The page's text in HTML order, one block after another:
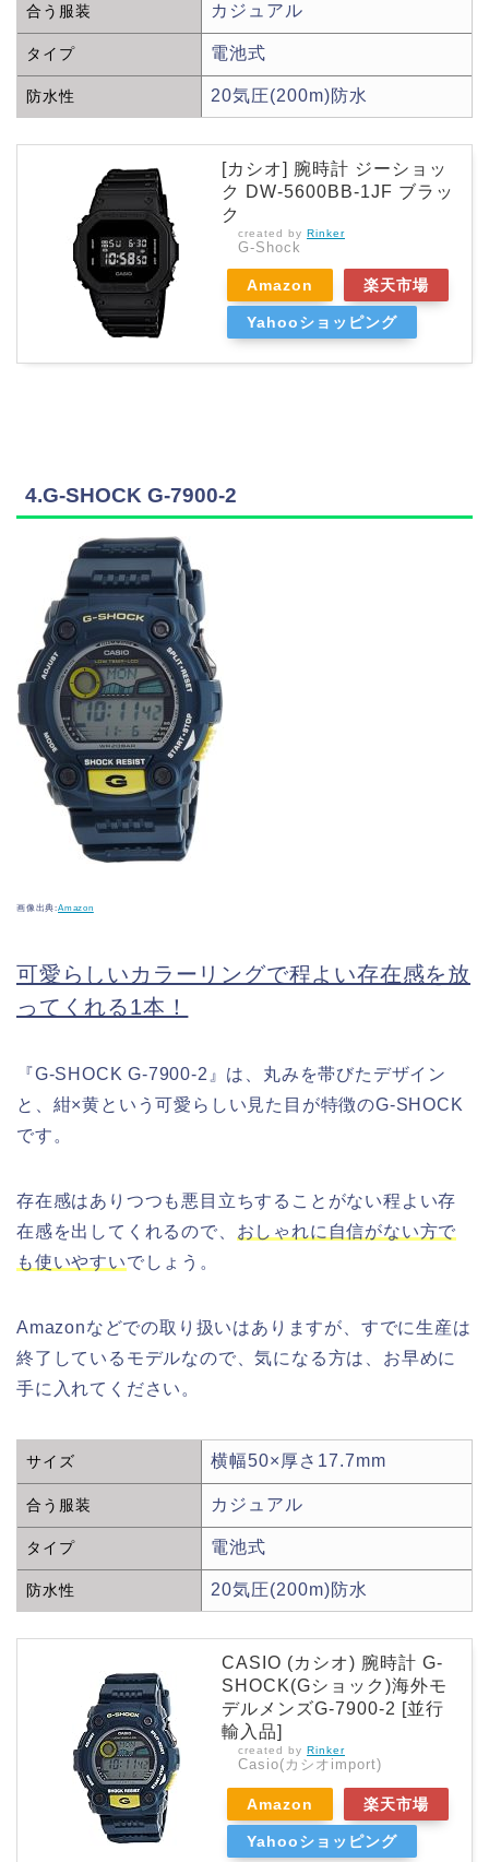
合う服装 カジュアル
タイプ 電池式
防水性 20気圧(200m)防水
[カシオ] 腕時計 ジーショッ
ク DW-5600BB-1JF ブラッ
ク
created by Rinker
G-Shock
Amazon 楽天市場
Yahooショッピング
4.G-SHOCK G-7900-2
画像出典:Amazon
可愛らしいカラーリングで程よい存在感を放
ってくれる1本！
『G-SHOCK G-7900-2』は、丸みを帯びたデザイン
と、紺×黄という可愛らしい見た目が特徴のG-SHOCK
です。
存在感はありつつも悪目立ちすることがない程よい存
在感を出してくれるので、 おしゃれに自信がない方で
も使いやすいでしょう。
Amazonなどでの取り扱いはありますが、すでに生産は
終了しているモデルなので、気になる方は、お早めに
手に入れてください。
サイズ 横幅50×厚さ17.7mm
合う服装 カジュアル
タイプ 電池式
防水性 20気圧(200m)防水
CASIO (カシオ) 腕時計 G-
SHOCK(Gショック)海外モ
デルメンズG-7900-2 [並行
輸入品]
created by Rinker
Casio(カシオimport)
Amazon 楽天市場
Yahooショッピング